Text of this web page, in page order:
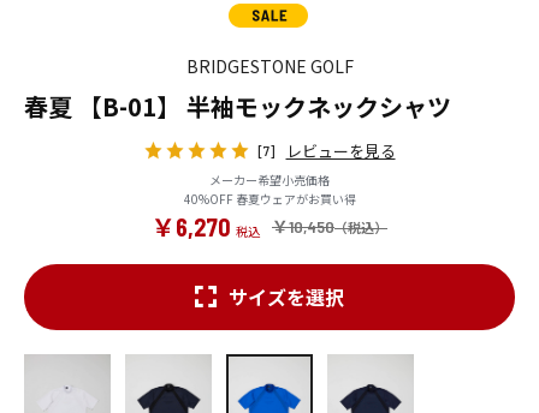
BRIDGESTONE GOLF
春夏 【B-01】 半袖モックネックシャツ
[7] レビューを見る
メーカー希望小売価格
40%OFF 春夏ウェアがお買い得
￥10,450
￥6,270
サイズを選択